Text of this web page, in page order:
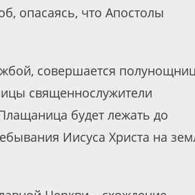
опасаясь, что Апостолы
совершается
священнослужители
будет лежать до
Иисуса Христа на